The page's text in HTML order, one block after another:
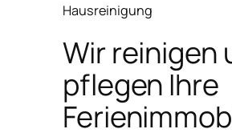
Hausreinigung
Wir reinigen
pflegen Ihre